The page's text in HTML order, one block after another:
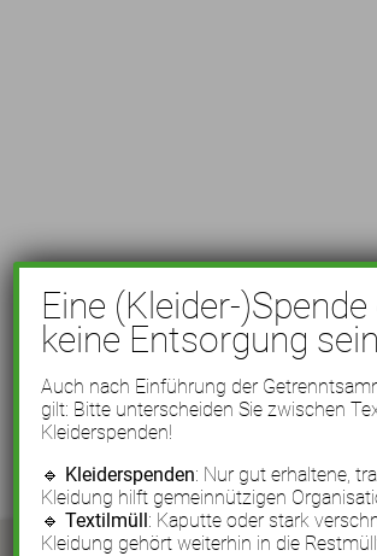
Eine (Kleider-
keine Entsorgung
Auch nach Einführung der
gilt: Bitte unterscheiden Sie zwischen
Kleiderspenden!
🔹 Kleiderspenden: Nur gut erhaltene,
Kleidung hilft gemeinnützigen
🔹Textilmüll: Kaputte oder stark
Kleidung gehört weiterhin in die